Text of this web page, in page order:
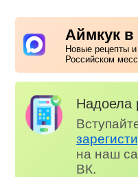
Аймкук в
Новые рецепты
Российском
Надоела
на наш
ВК.